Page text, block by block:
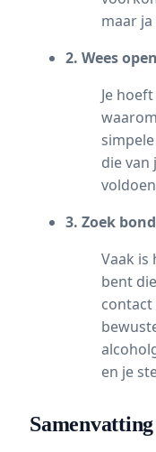
maar
2. Wees
Je
die van
3. Zoek
Vaak is
bent
en je
Samenvatting